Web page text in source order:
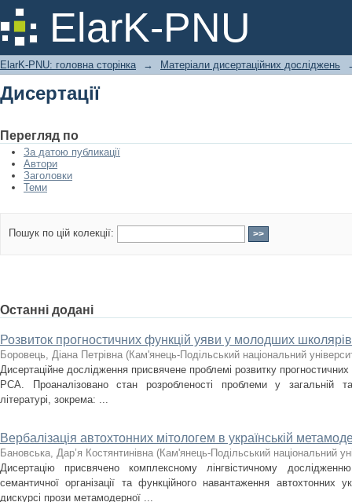
ElarK-PNU
Дисертації
ElarK-PNU: головна сторінка → Матеріали дисертаційних досліджень
Дисертації
Перегляд по
За датою публикації
Автори
Заголовки
Теми
Пошук по цій колекції:
Останні додані
Розвиток прогностичних функцій уяви у молодших
Боровець, Діана Петрівна (Кам'янець-Подільський національний
Дисертаційне дослідження присвячене проблемі розвитку
РСА. Проаналізовано стан розробленості проблеми у загальній та
літературі, зокрема: ...
Вербалізація автохтонних мітологем в українській
Бановська, Дар’я Костянтинівна (Кам'янець-Подільський національний
Дисертацію присвячено комплексному лінгвістичному дослідженню
семантичної організації та функційного навантаження автохтонних
дискурсі прози метамодерної ...